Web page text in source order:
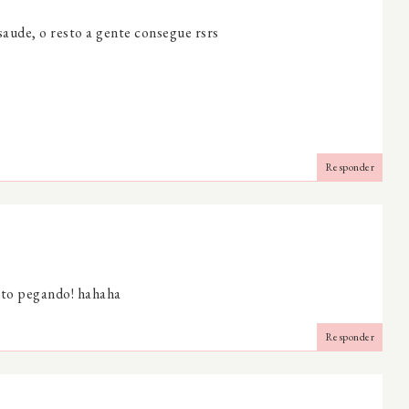
o resto a gente consegue rsrs
Responder
pegando! hahaha
Responder